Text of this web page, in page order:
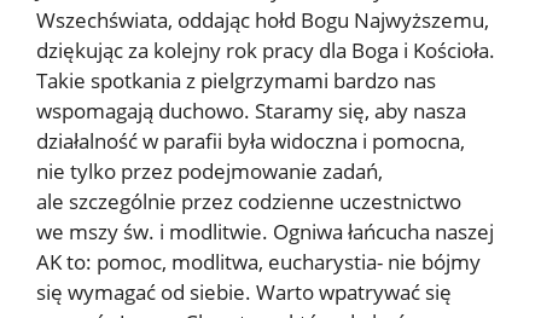
Wszechświata, oddając hołd Bogu Najwyższemu,
dziękując za kolejny rok pracy dla Boga i Kościoła.
Takie spotkania z pielgrzymami bardzo nas
wspomagają duchowo. Staramy się, aby nasza
działalność w parafii była widoczna i pomocna,
nie tylko przez podejmowanie zadań,
ale szczególnie przez codzienne uczestnictwo
we mszy św. i modlitwie. Ogniwa łańcucha naszej
AK to: pomoc, modlitwa, eucharystia- nie bójmy
się wymagać od siebie. Warto wpatrywać się